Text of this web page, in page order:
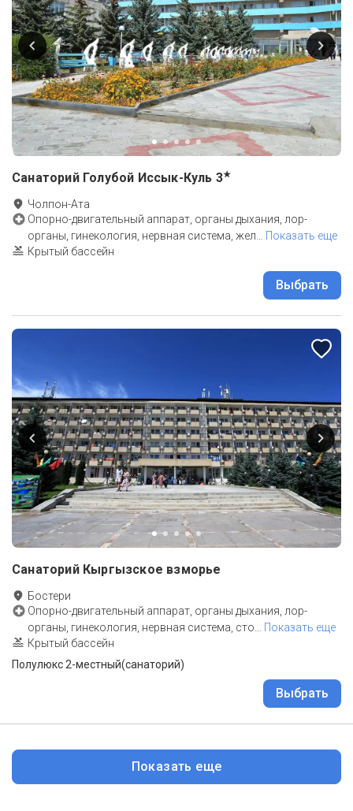
Санаторий Голубой Иссык-Куль 3★
Чолпон-Ата
Опорно-двигательный аппарат, органы дыхания, лор-
органы, гинекология, нервная система, жел
Показать еще
Крытый бассейн
Выбрать
Санаторий Кыргызское взморье
Бостери
Опорно-двигательный аппарат, органы дыхания, лор-
органы, гинекология, нервная система, сто… Показать еще
Крытый бассейн
Полулюкс 2-местный(санаторий)
Выбрать
Показать еще